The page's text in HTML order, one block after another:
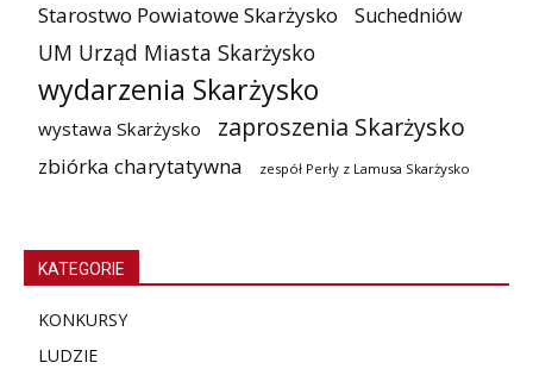
Starostwo Powiatowe Skarżysko Suchedniów
UM Urząd Miasta Skarżysko
wydarzenia Skarżysko
wystawa Skarżysko zaproszenia Skarżysko
zbiórka charytatywna zespół Perły z Lamusa Skarżysko
KATEGORIE
KONKURSY
LUDZIE